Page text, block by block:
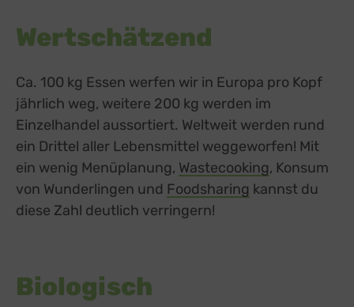
Wertschätzend
Ca. 100 kg Essen werfen wir in Europa pro Kopf
jährlich weg, weitere 200 kg werden im
Einzelhandel aussortiert. Weltweit werden rund
ein Drittel aller Lebensmittel weggeworfen! Mit
ein wenig Menüplanung, Wastecooking, Konsum
von Wunderlingen und Foodsharing kannst du
diese Zahl deutlich verringern!
Biologisch